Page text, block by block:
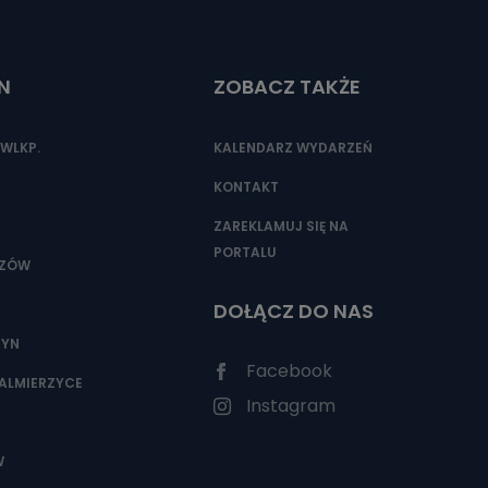
ZOBACZ TAKŻE
KALENDARZ WYDARZEŃ
KONTAKT
ZAREKLAMUJ SIĘ NA
PORTALU
DOŁĄCZ DO NAS
Facebook
Instagram